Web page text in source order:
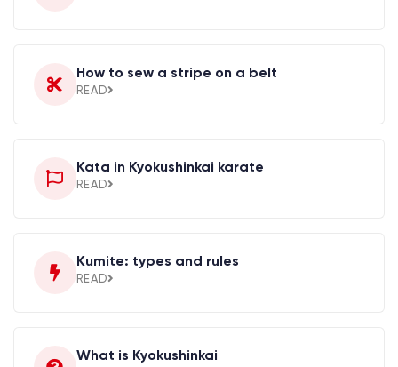
How to sew a stripe on a belt
READ
Kata in Kyokushinkai karate
READ
Kumite: types and rules
READ
What is Kyokushinkai